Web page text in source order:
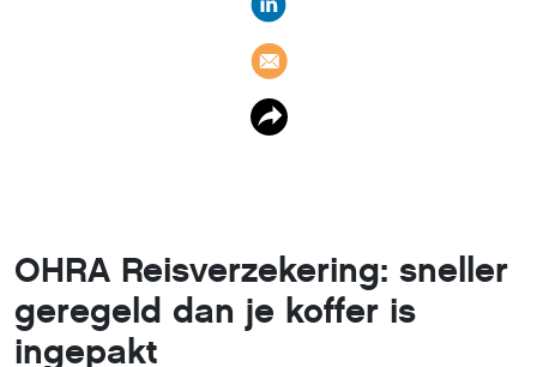
OHRA Reisverzekering: sneller
geregeld dan je koffer is
ingepakt